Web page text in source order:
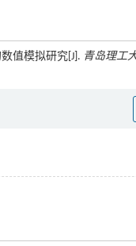
值模拟研究[J]. 青岛理工